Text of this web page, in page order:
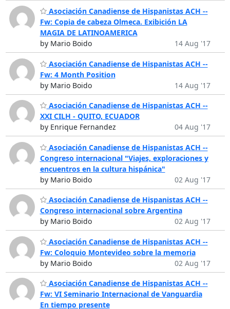
Asociación Canadiense de Hispanistas ACH --
Fw: Copia de cabeza Olmeca. Exibición LA
MAGIA DE LATINOAMERICA
by Mario Boido
14 Aug '17
Asociación Canadiense de Hispanistas ACH --
Fw: 4 Month Position
by Mario Boido
14 Aug '17
Asociación Canadiense de Hispanistas ACH --
XXI CILH - QUITO, ECUADOR
by Enrique Fernandez
04 Aug '17
Asociación Canadiense de Hispanistas ACH --
Congreso internacional "Viajes, exploraciones y
encuentros en la cultura hispánica"
by Mario Boido
02 Aug '17
Asociación Canadiense de Hispanistas ACH --
Congreso internacional sobre Argentina
by Mario Boido
02 Aug '17
Asociación Canadiense de Hispanistas ACH --
Fw: Coloquio Montevideo sobre la memoria
by Mario Boido
02 Aug '17
Asociación Canadiense de Hispanistas ACH --
Fw: VI Seminario Internacional de Vanguardia
En tiempo presente